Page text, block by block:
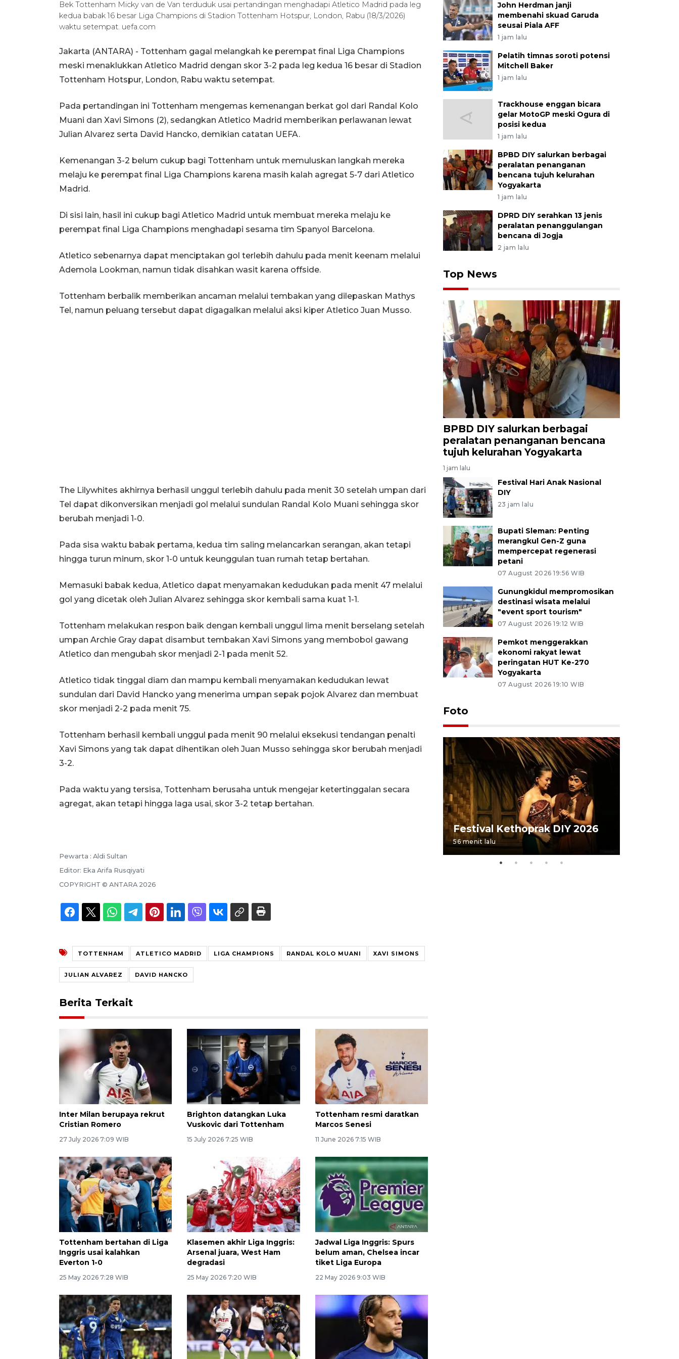
Bek Tottenham Micky van de Van terduduk usai pertandingan menghadapi Atletico Madrid pada leg
kedua babak 16 besar Liga Champions di Stadion Tottenham Hotspur, London, Rabu (18/3/2026)
waktu setempat. uefa.com
Jakarta (ANTARA) - Tottenham gagal melangkah ke perempat final Liga Champions
meski menaklukkan Atletico Madrid dengan skor 3-2 pada leg kedua 16 besar di Stadion
Tottenham Hotspur, London, Rabu waktu setempat.
Pada pertandingan ini Tottenham mengemas kemenangan berkat gol dari Randal Kolo
Muani dan Xavi Simons (2), sedangkan Atletico Madrid memberikan perlawanan lewat
Julian Alvarez serta David Hancko, demikian catatan UEFA.
Kemenangan 3-2 belum cukup bagi Tottenham untuk memuluskan langkah mereka
melaju ke perempat final Liga Champions karena masih kalah agregat 5-7 dari Atletico
Madrid.
Di sisi lain, hasil ini cukup bagi Atletico Madrid untuk membuat mereka melaju ke
perempat final Liga Champions menghadapi sesama tim Spanyol Barcelona.
Atletico sebenarnya dapat menciptakan gol terlebih dahulu pada menit keenam melalui
Ademola Lookman, namun tidak disahkan wasit karena offside.
Tottenham berbalik memberikan ancaman melalui tembakan yang dilepaskan Mathys
Tel, namun peluang tersebut dapat digagalkan melalui aksi kiper Atletico Juan Musso.
The Lilywhites akhirnya berhasil unggul terlebih dahulu pada menit 30 setelah umpan dari
Tel dapat dikonversikan menjadi gol melalui sundulan Randal Kolo Muani sehingga skor
berubah menjadi 1-0.
Pada sisa waktu babak pertama, kedua tim saling melancarkan serangan, akan tetapi
hingga turun minum, skor 1-0 untuk keunggulan tuan rumah tetap bertahan.
Memasuki babak kedua, Atletico dapat menyamakan kedudukan pada menit 47 melalui
gol yang dicetak oleh Julian Alvarez sehingga skor kembali sama kuat 1-1.
Tottenham melakukan respon baik dengan kembali unggul lima menit berselang setelah
umpan Archie Gray dapat disambut tembakan Xavi Simons yang membobol gawang
Atletico dan mengubah skor menjadi 2-1 pada menit 52.
Atletico tidak tinggal diam dan mampu kembali menyamakan kedudukan lewat
sundulan dari David Hancko yang menerima umpan sepak pojok Alvarez dan membuat
skor menjadi 2-2 pada menit 75.
Tottenham berhasil kembali unggul pada menit 90 melalui eksekusi tendangan penalti
Xavi Simons yang tak dapat dihentikan oleh Juan Musso sehingga skor berubah menjadi
3-2.
Pada waktu yang tersisa, Tottenham berusaha untuk mengejar ketertinggalan secara
agregat, akan tetapi hingga laga usai, skor 3-2 tetap bertahan.
Pewarta : Aldi Sultan
Editor: Eka Arifa Rusqiyati
COPYRIGHT © ANTARA 2026
TOTTENHAM ATLETICO MADRID LIGA CHAMPIONS RANDAL KOLO MUANI XAVI SIMONS
JULIAN ALVAREZ DAVID HANCKO
Berita Terkait
Inter Milan berupaya rekrut
Cristian Romero
27 July 2026 7:09 WIB
Brighton datangkan Luka
Vuskovic dari Tottenham
15 July 2026 7:25 WIB
Tottenham resmi daratkan
Marcos Senesi
11 June 2026 7:15 WIB
Tottenham bertahan di Liga
Inggris usai kalahkan
Everton 1-0
25 May 2026 7:28 WIB
Klasemen akhir Liga Inggris:
Arsenal juara, West Ham
degradasi
25 May 2026 7:20 WIB
Jadwal Liga Inggris: Spurs
belum aman, Chelsea incar
tiket Liga Europa
22 May 2026 9:03 WIB
John Herdman janji
membenahi skuad Garuda
seusai Piala AFF
1 jam lalu
Pelatih timnas soroti potensi
Mitchell Baker
1 jam lalu
Trackhouse enggan bicara
gelar MotoGP meski Ogura di
posisi kedua
1 jam lalu
BPBD DIY salurkan berbagai
peralatan penanganan
bencana tujuh kelurahan
Yogyakarta
1 jam lalu
DPRD DIY serahkan 13 jenis
peralatan penanggulangan
bencana di Jogja
2 jam lalu
Top News
BPBD DIY salurkan berbagai
peralatan penanganan bencana
tujuh kelurahan Yogyakarta
1 jam lalu
Festival Hari Anak Nasional
DIY
23 jam lalu
Bupati Sleman: Penting
merangkul Gen-Z guna
mempercepat regenerasi
petani
07 August 2026 19:56 WIB
Gunungkidul mempromosikan
destinasi wisata melalui
"event sport tourism"
07 August 2026 19:12 WIB
Pemkot menggerakkan
ekonomi rakyat lewat
peringatan HUT Ke-270
Yogyakarta
07 August 2026 19:10 WIB
Foto
Festival Kethoprak DIY 2026
56 menit lalu